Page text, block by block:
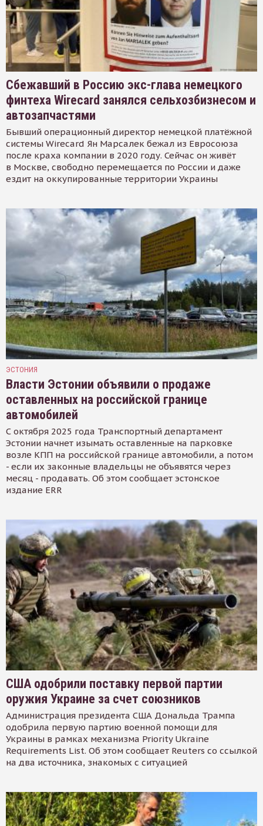
Сбежавший в Россию экс-глава немецкого
финтеха Wirecard занялся сельхозбизнесом и
автозапчастями
Бывший операционный директор немецкой платёжной
системы Wirecard Ян Марсалек бежал из Евросоюза
после краха компании в 2020 году. Сейчас он живёт
в Москве, свободно перемещается по России и даже
ездит на оккупированные территории Украины
ЭСТОНИЯ
Власти Эстонии объявили о продаже
оставленных на российской границе
автомобилей
С октября 2025 года Транспортный департамент
Эстонии начнет изымать оставленные на парковке
возле КПП на российской границе автомобили, а потом
- если их законные владельцы не объявятся через
месяц - продавать. Об этом сообщает эстонское
издание ERR
США одобрили поставку первой партии
оружия Украине за счет союзников
Администрация президента США Дональда Трампа
одобрила первую партию военной помощи для
Украины в рамках механизма Priority Ukraine
Requirements List. Об этом сообщает Reuters со ссылкой
на два источника, знакомых с ситуацией